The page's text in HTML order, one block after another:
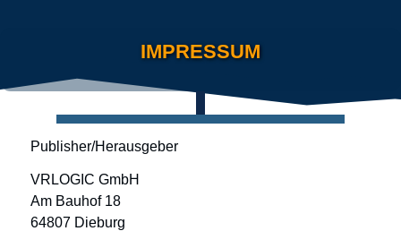
IMPRESSUM
Publisher/Herausgeber
VRLOGIC GmbH
Am Bauhof 18
64807 Dieburg